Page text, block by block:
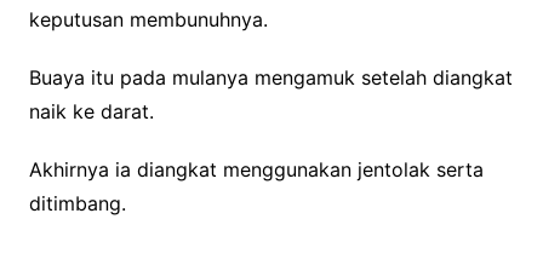
keputusan membunuhnya.
Buaya itu pada mulanya mengamuk setelah diangkat
naik ke darat.
Akhirnya ia diangkat menggunakan jentolak serta
ditimbang.